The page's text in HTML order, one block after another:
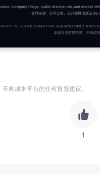
构成本平台的任何投资建议。
1